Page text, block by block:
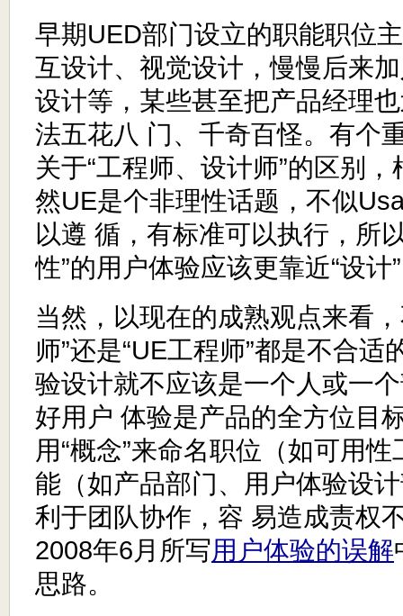
早期UED部门设立的职能职位
互设计、视觉设计，慢慢后来
设计等，某些甚至把产品经理
法五花八 门、千奇百怪。有个
关于“工程师、设计师”的区别
然UE是个非理性话题，不似
以遵 循，有标准可以执行，所
性”的用户体验应该更靠近“设计
当然，以现在的成熟观点来看
师”还是“UE工程师”都是不合
验设计就不应该是一个人或一
好用户 体验是产品的全方位目
用“概念”来命名职位（如可用
能（如产品部门、用户体验设
利于团队协作，容 易造成责权
2008年6月所写用户体验的误解
思路。